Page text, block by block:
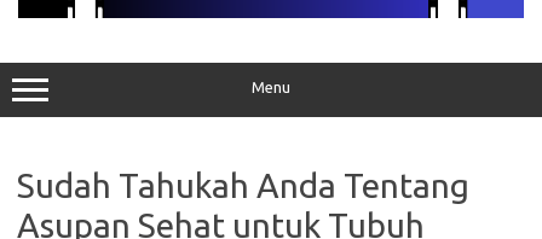
Menu
Sudah Tahukah Anda Tentang
Asupan Sehat untuk Tubuh